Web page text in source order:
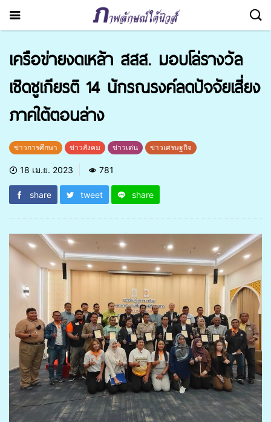
เครือข่ายงดเหล้า สสส. มอบโล่รางวัล
เชิดชูเกียรติ 14 นักรณรงค์ลดปัจจัยเสี่ยง
ภาคใต้ตอนล่าง
ข่าวการศึกษา ข่าวสังคม ข่าวเด่น ข่าวเศรษฐกิจ
18 เม.ย. 2023 781
share tweet share